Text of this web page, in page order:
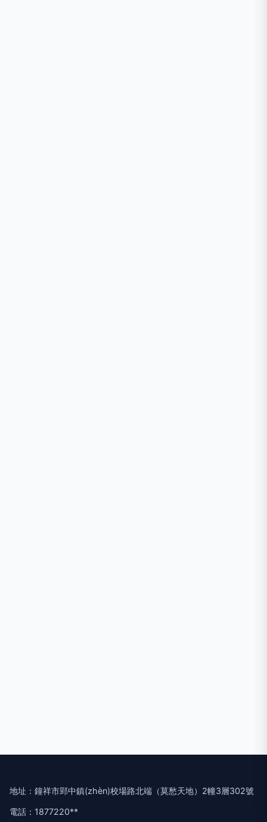
地址：鐘祥市郢中鎮(zhèn)校場路北端（莫愁天地）2幢3層302號
電話：1877220**